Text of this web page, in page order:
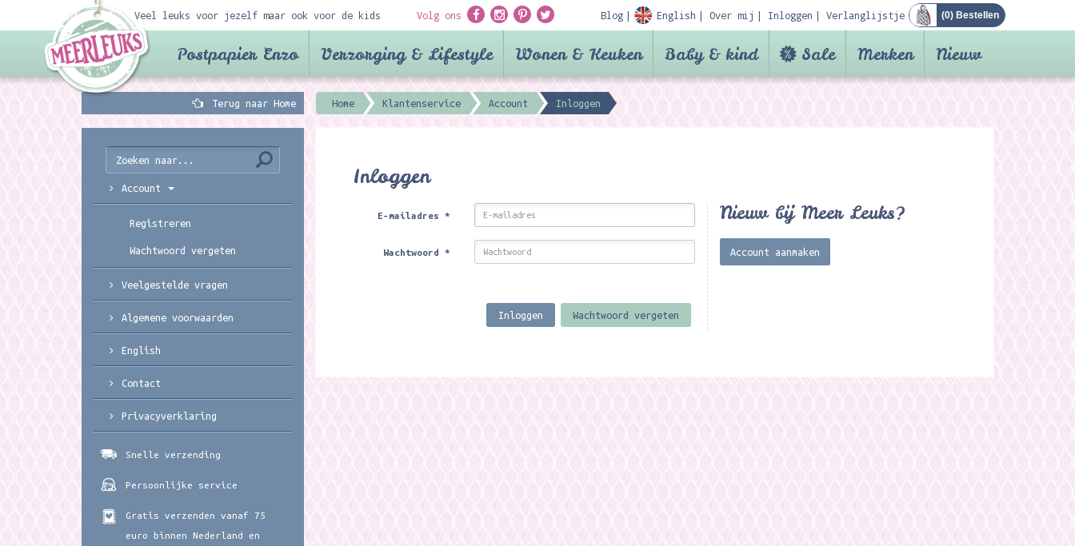
Veel leuks voor jezelf maar ook voor de kids Volg ons Blog English Over mij Inloggen Verlanglijstje (0) Bestellen
Postpapier Enzo Verzorging & Lifestyle Wonen & Keuken Baby & kind Sale Merken Nieuw
Terug naar Home Home Klantenservice Account Inloggen
Inloggen
E-mailadres*
Wachtwoord*
Inloggen Wachtwoord vergeten
Nieuw bij Meer Leuks?
Account aanmaken
Account
Registreren
Wachtwoord vergeten
Veelgestelde vragen
Algemene voorwaarden
English
Contact
Privacyverklaring
Snelle verzending
Persoonlijke service
Gratis verzenden vanaf 75
euro binnen Nederland en